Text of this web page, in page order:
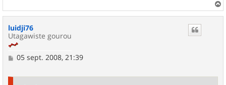
a
luidji76
Utagawiste gourou
M
05 sept. 2008, 21:39